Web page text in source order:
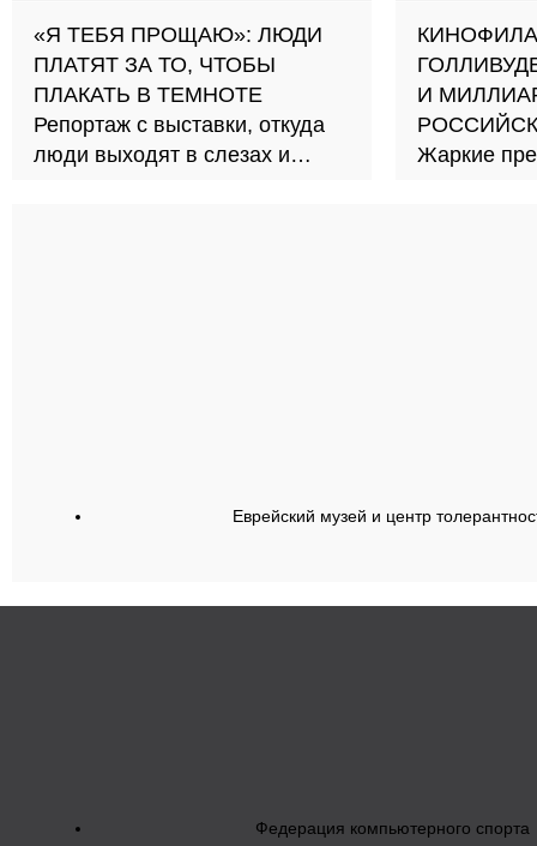
«Я ТЕБЯ ПРОЩАЮ»: ЛЮДИ
ПЛАТЯТ ЗА ТО, ЧТОБЫ
ПЛАКАТЬ В ТЕМНОТЕ
Репортаж с выставки, откуда
люди выходят в слезах и
И
Жаркие
Еврейский музей и центр
Федерация компьютерного спорта